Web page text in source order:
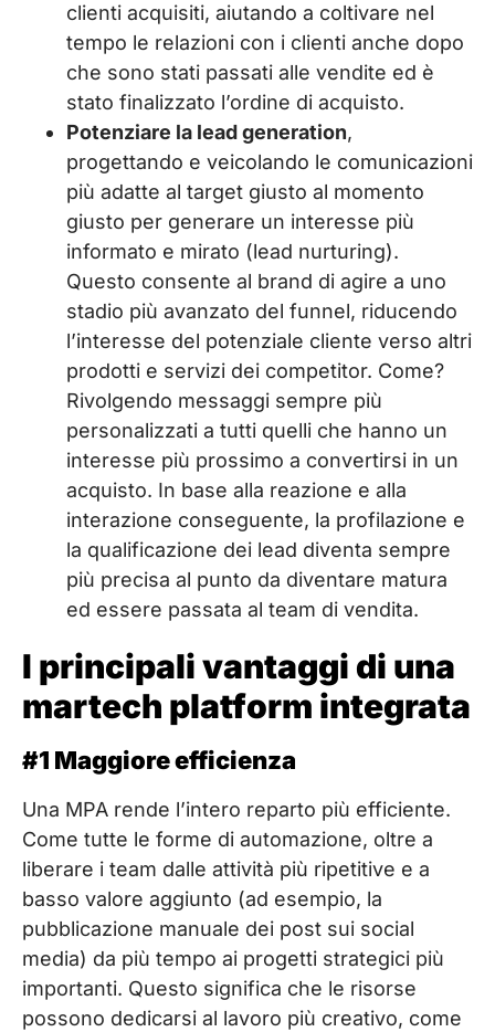
clienti acquisiti, aiutando a coltivare nel
tempo le relazioni con i clienti anche dopo
che sono stati passati alle vendite ed è
stato finalizzato l’ordine di acquisto.
Potenziare la lead generation,
progettando e veicolando le comunicazioni
più adatte al target giusto al momento
giusto per generare un interesse più
informato e mirato (lead nurturing).
Questo consente al brand di agire a uno
stadio più avanzato del funnel, riducendo
l’interesse del potenziale cliente verso altri
prodotti e servizi dei competitor. Come?
Rivolgendo messaggi sempre più
personalizzati a tutti quelli che hanno un
interesse più prossimo a convertirsi in un
acquisto. In base alla reazione e alla
interazione conseguente, la profilazione e
la qualificazione dei lead diventa sempre
più precisa al punto da diventare matura
ed essere passata al team di vendita.
I principali vantaggi di una
martech platform integrata
#1 Maggiore efficienza
Una MPA rende l’intero reparto più efficiente.
Come tutte le forme di automazione, oltre a
liberare i team dalle attività più ripetitive e a
basso valore aggiunto (ad esempio, la
pubblicazione manuale dei post sui social
media) da più tempo ai progetti strategici più
importanti. Questo significa che le risorse
possono dedicarsi al lavoro più creativo, come